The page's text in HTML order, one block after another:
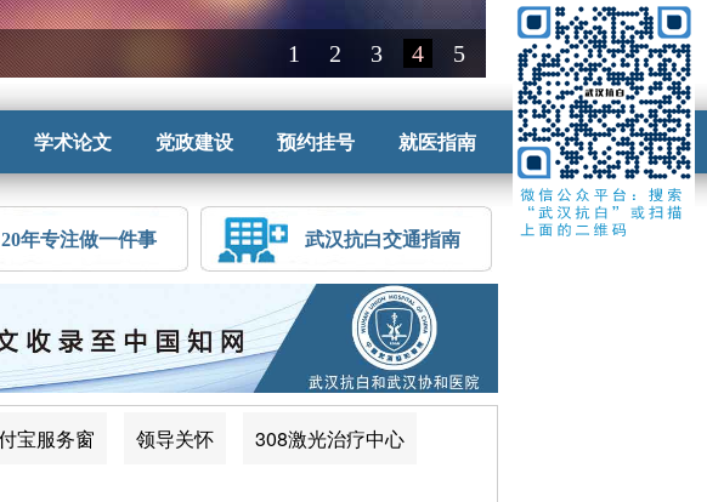
学术论文 党政建设 预约挂号 就医指南
20年专注做一件事 武汉抗白交通指南